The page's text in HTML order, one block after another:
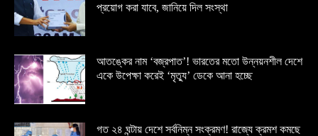
প্রয়োগ করা যাবে, জানিয়ে দিল সংস্থা
আতঙ্কের নাম ‘বজ্রপাত’! ভারতের মতো উন্নয়নশীল দেশে
একে উপেক্ষা করেই ‘মৃত্যু’ ডেকে আনা হচ্ছে
গত ২৪ ঘন্টায় দেশে সর্বনিম্ন সংক্রমণ! রাজ্যে ক্রমশ কমছে